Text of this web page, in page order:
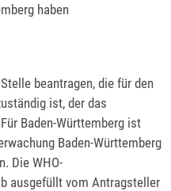
haben
Stelle beantragen, die für den
ist, der das
Baden-Württemberg ist
Baden-Württemberg
Die WHO-
ausgefüllt vom Antragsteller